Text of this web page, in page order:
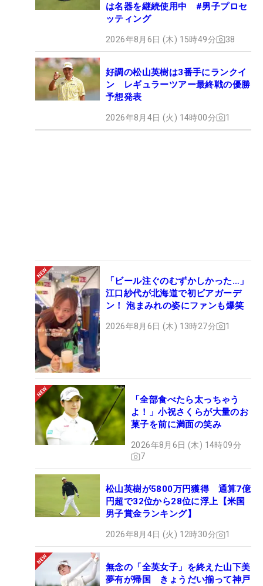
は名器を継続使用中 #男子プロセ
ッティング
2026年8月6日 (木) 15時49分 38
好調の松山英樹は3番手にランクイ
ン レギュラーツアー最終戦の優勝
予想発表
2026年8月4日 (火) 14時00分 1
「ビール注ぐのむずかしかった…」
江口紗代が北海道で初ビアガーデ
ン！ 泡まみれの姿にファンも爆笑
2026年8月6日 (木) 13時27分 1
「全部食べたら太っちゃう
よ！」小祝さくらが大量のお
菓子を前に満面の笑み
2026年8月6日 (木) 14時09分
7
松山英樹が5800万円獲得 通算7億
円超で32位から28位に浮上【米国
男子賞金ランキング】
2026年8月4日 (火) 12時30分 1
無念の「全英女子」を終えた山下美
夢有が帰国 きょうだい揃って神戸